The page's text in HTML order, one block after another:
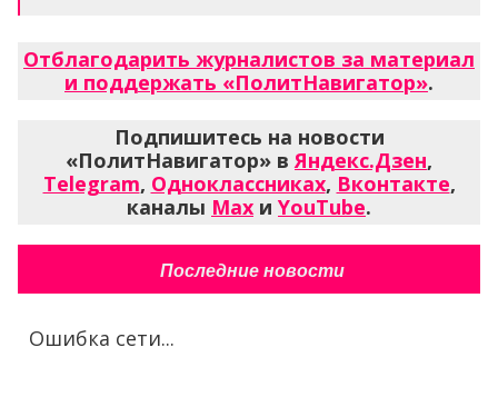
Отблагодарить журналистов за материал
и поддержать «ПолитНавигатор».
Подпишитесь на новости
«ПолитНавигатор» в Яндекс.Дзен,
Telegram, Одноклассниках, Вконтакте,
каналы Max и YouTube.
Последние новости
Ошибка сети...